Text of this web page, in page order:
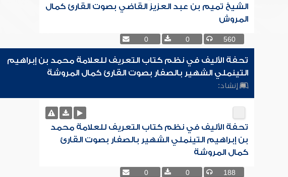
الشيخ تميم بن عبد العزيز القاضي بصوت القارئ كمال
المروش
560
0
0
تحفة الأليف في نظم كتاب التعريف للعلامة محمد بن إبراهيم
التينملي الشهير بالصفار بصوت القارئ كمال المروشة
إنشاد:
تحفة الأليف في نظم كتاب التعريف للعلامة محمد
بن إبراهيم التينملي الشهير بالصفار بصوت القارئ
كمال المروشة
188
0
0